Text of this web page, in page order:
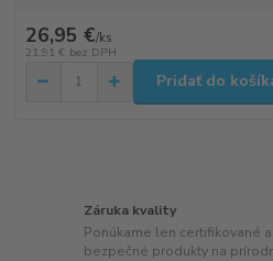
26,95 €/ks
21,91 € bez DPH
Pridať do
Záruka kvality
Ponúkame len certifikované
bezpečné produkty na